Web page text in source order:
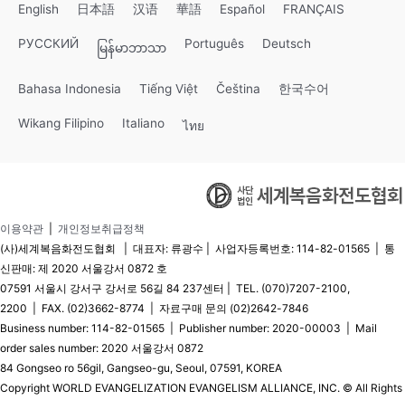
English 日本語 汉语 華語 Español FRANÇAIS
РУССКИЙ မြန်မာဘာသာ Português Deutsch
Bahasa Indonesia Tiếng Việt Čeština 한국수어
Wikang Filipino Italiano ไทย
이용약관
개인정보취급정책
(사)세계복음화전도협회 | 대표자: 류광수 | 사업자등록번호: 114-82-01565 | 통
신판매: 제 2020 서울강서 0872 호
07591 서울시 강서구 강서로 56길 84 237센터 | TEL. (070)7207-2100,
2200 | FAX. (02)3662-8774 | 자료구매 문의 (02)2642-7846
Business number: 114-82-01565 | Publisher number: 2020-00003 | Mail
order sales number: 2020 서울강서 0872
84 Gongseo ro 56gil, Gangseo-gu, Seoul, 07591, KOREA
Copyright WORLD EVANGELIZATION EVANGELISM ALLIANCE, INC. © All Rights